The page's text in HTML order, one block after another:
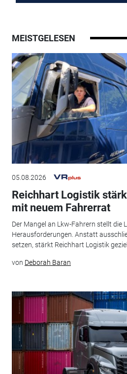
MEISTGELESEN
05.08.2026
Reichhart Logistik
mit neuem Fahrerrat
Der Mangel an Lkw-Fahrern stellt die
Herausforderungen. Anstatt
setzen, stärkt Reichhart Logistik
von Deborah Baran